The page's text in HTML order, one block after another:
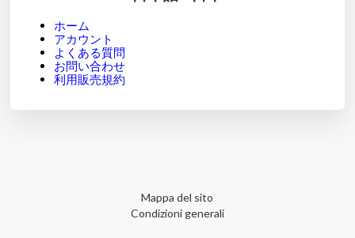
ホーム
アカウント
よくある質問
お問い合わせ
利用販売規約
Mappa del sito
Condizioni generali